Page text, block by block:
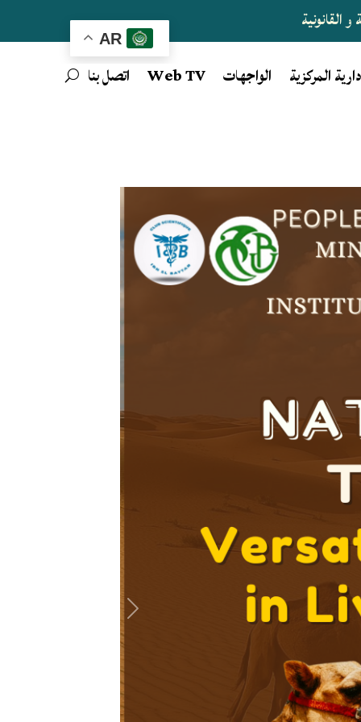
AR
القانونية
المركزية الواجهات Web TV اتصل بنا